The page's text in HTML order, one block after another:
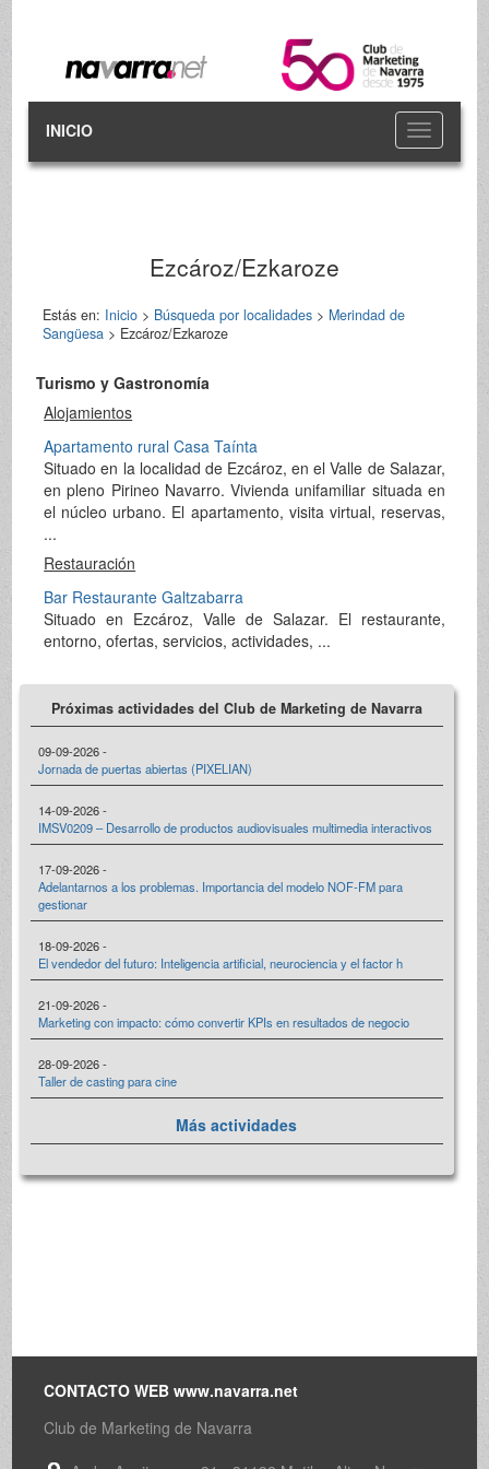
Toggle
navigation
INICIO
Ezcároz/Ezkaroze
Estás en: Inicio> Búsqueda por localidades> Merindad de
Sangüesa> Ezcároz/Ezkaroze
Turismo y Gastronomía
Alojamientos
Apartamento rural Casa Taínta
Situado en la localidad de Ezcároz, en el Valle de Salazar,
en pleno Pirineo Navarro. Vivienda unifamiliar situada en
el núcleo urbano. El apartamento, visita virtual, reservas,
...
Restauración
Bar Restaurante Galtzabarra
Situado en Ezcároz, Valle de Salazar. El restaurante,
entorno, ofertas, servicios, actividades, ...
Próximas actividades del Club de Marketing de Navarra
09-09-2026 -
Jornada de puertas abiertas (PIXELIAN)
14-09-2026 -
IMSV0209 – Desarrollo de productos audiovisuales multimedia interactivos
17-09-2026 -
Adelantarnos a los problemas. Importancia del modelo NOF-FM para
gestionar
18-09-2026 -
El vendedor del futuro: Inteligencia artificial, neurociencia y el factor h
21-09-2026 -
Marketing con impacto: cómo convertir KPIs en resultados de negocio
28-09-2026 -
Taller de casting para cine
Más actividades
CONTACTO WEB www.navarra.net
Club de Marketing de Navarra